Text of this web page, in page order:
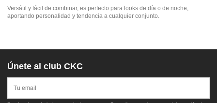
Versátil y fácil de combinar, es perfecto para looks de día o de noche,
aportando personalidad y tendencia a cualquier conjunto.
Únete al club CKC